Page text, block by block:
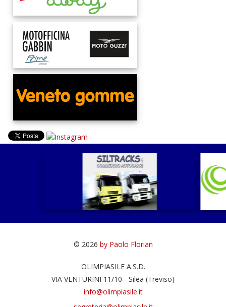
© 2026 by Paolo Florian
OLIMPIASILE A.S.D.
VIA VENTURINI 11/10 - Silea (Treviso)
info@olimpiasile.it